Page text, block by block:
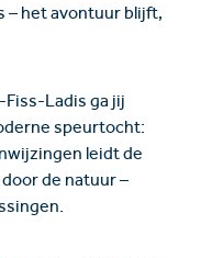
– het avontuur blijft,
Fiss-Ladis ga jij
speurtocht:
leidt de
de natuur –